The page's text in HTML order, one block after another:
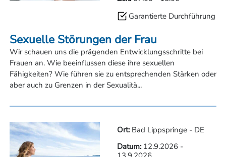
Sexuelle Störungen der Frau
Wir schauen uns die prägenden Entwicklungsschritte bei
Frauen an. Wie beeinflussen diese ihre sexuellen
Fähigkeiten? Wie führen sie zu entsprechenden Stärken oder
aber auch zu Grenzen in der Sexualitä...
Garantierte Durchführung
Ort: Bad Lippspringe - DE
Datum: 12.9.2026-